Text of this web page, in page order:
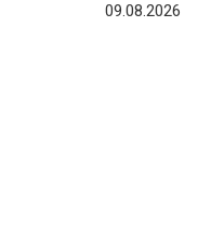
09.08.2026